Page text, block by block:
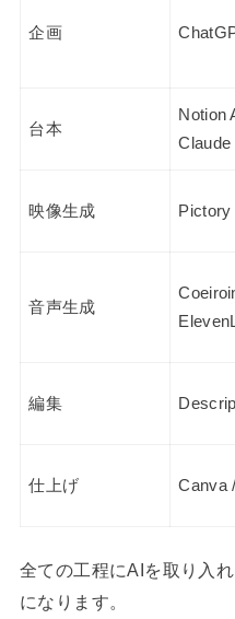
企画
台本
Notion
Claude
映像生成
音声生成
編集
仕上げ Canva
全ての工程にAIを取り入
になります。